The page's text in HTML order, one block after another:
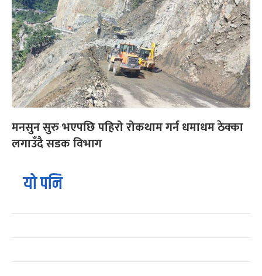
मनसुन सुरु भएपछि पहिरो रोकथाम गर्न धमाधम ठेक्का
लगाउँदै सडक विभाग
यो पनि